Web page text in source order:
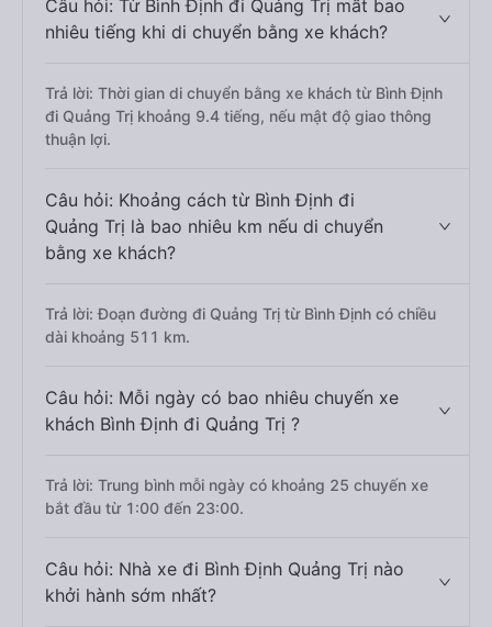
Câu hỏi: Từ Bình Định đi Quảng Trị mất bao
nhiêu tiếng khi di chuyển bằng xe khách?
Trả lời: Thời gian di chuyển bằng xe khách từ Bình Định
đi Quảng Trị khoảng 9.4 tiếng, nếu mật độ giao thông
thuận lợi.
Câu hỏi: Khoảng cách từ Bình Định đi
Quảng Trị là bao nhiêu km nếu di chuyển
bằng xe khách?
Trả lời: Đoạn đường đi Quảng Trị từ Bình Định có chiều
dài khoảng 511 km.
Câu hỏi: Mỗi ngày có bao nhiêu chuyến xe
khách Bình Định đi Quảng Trị ?
Trả lời: Trung bình mỗi ngày có khoảng 25 chuyến xe
bắt đầu từ 1:00 đến 23:00.
Câu hỏi: Nhà xe đi Bình Định Quảng Trị nào
khởi hành sớm nhất?